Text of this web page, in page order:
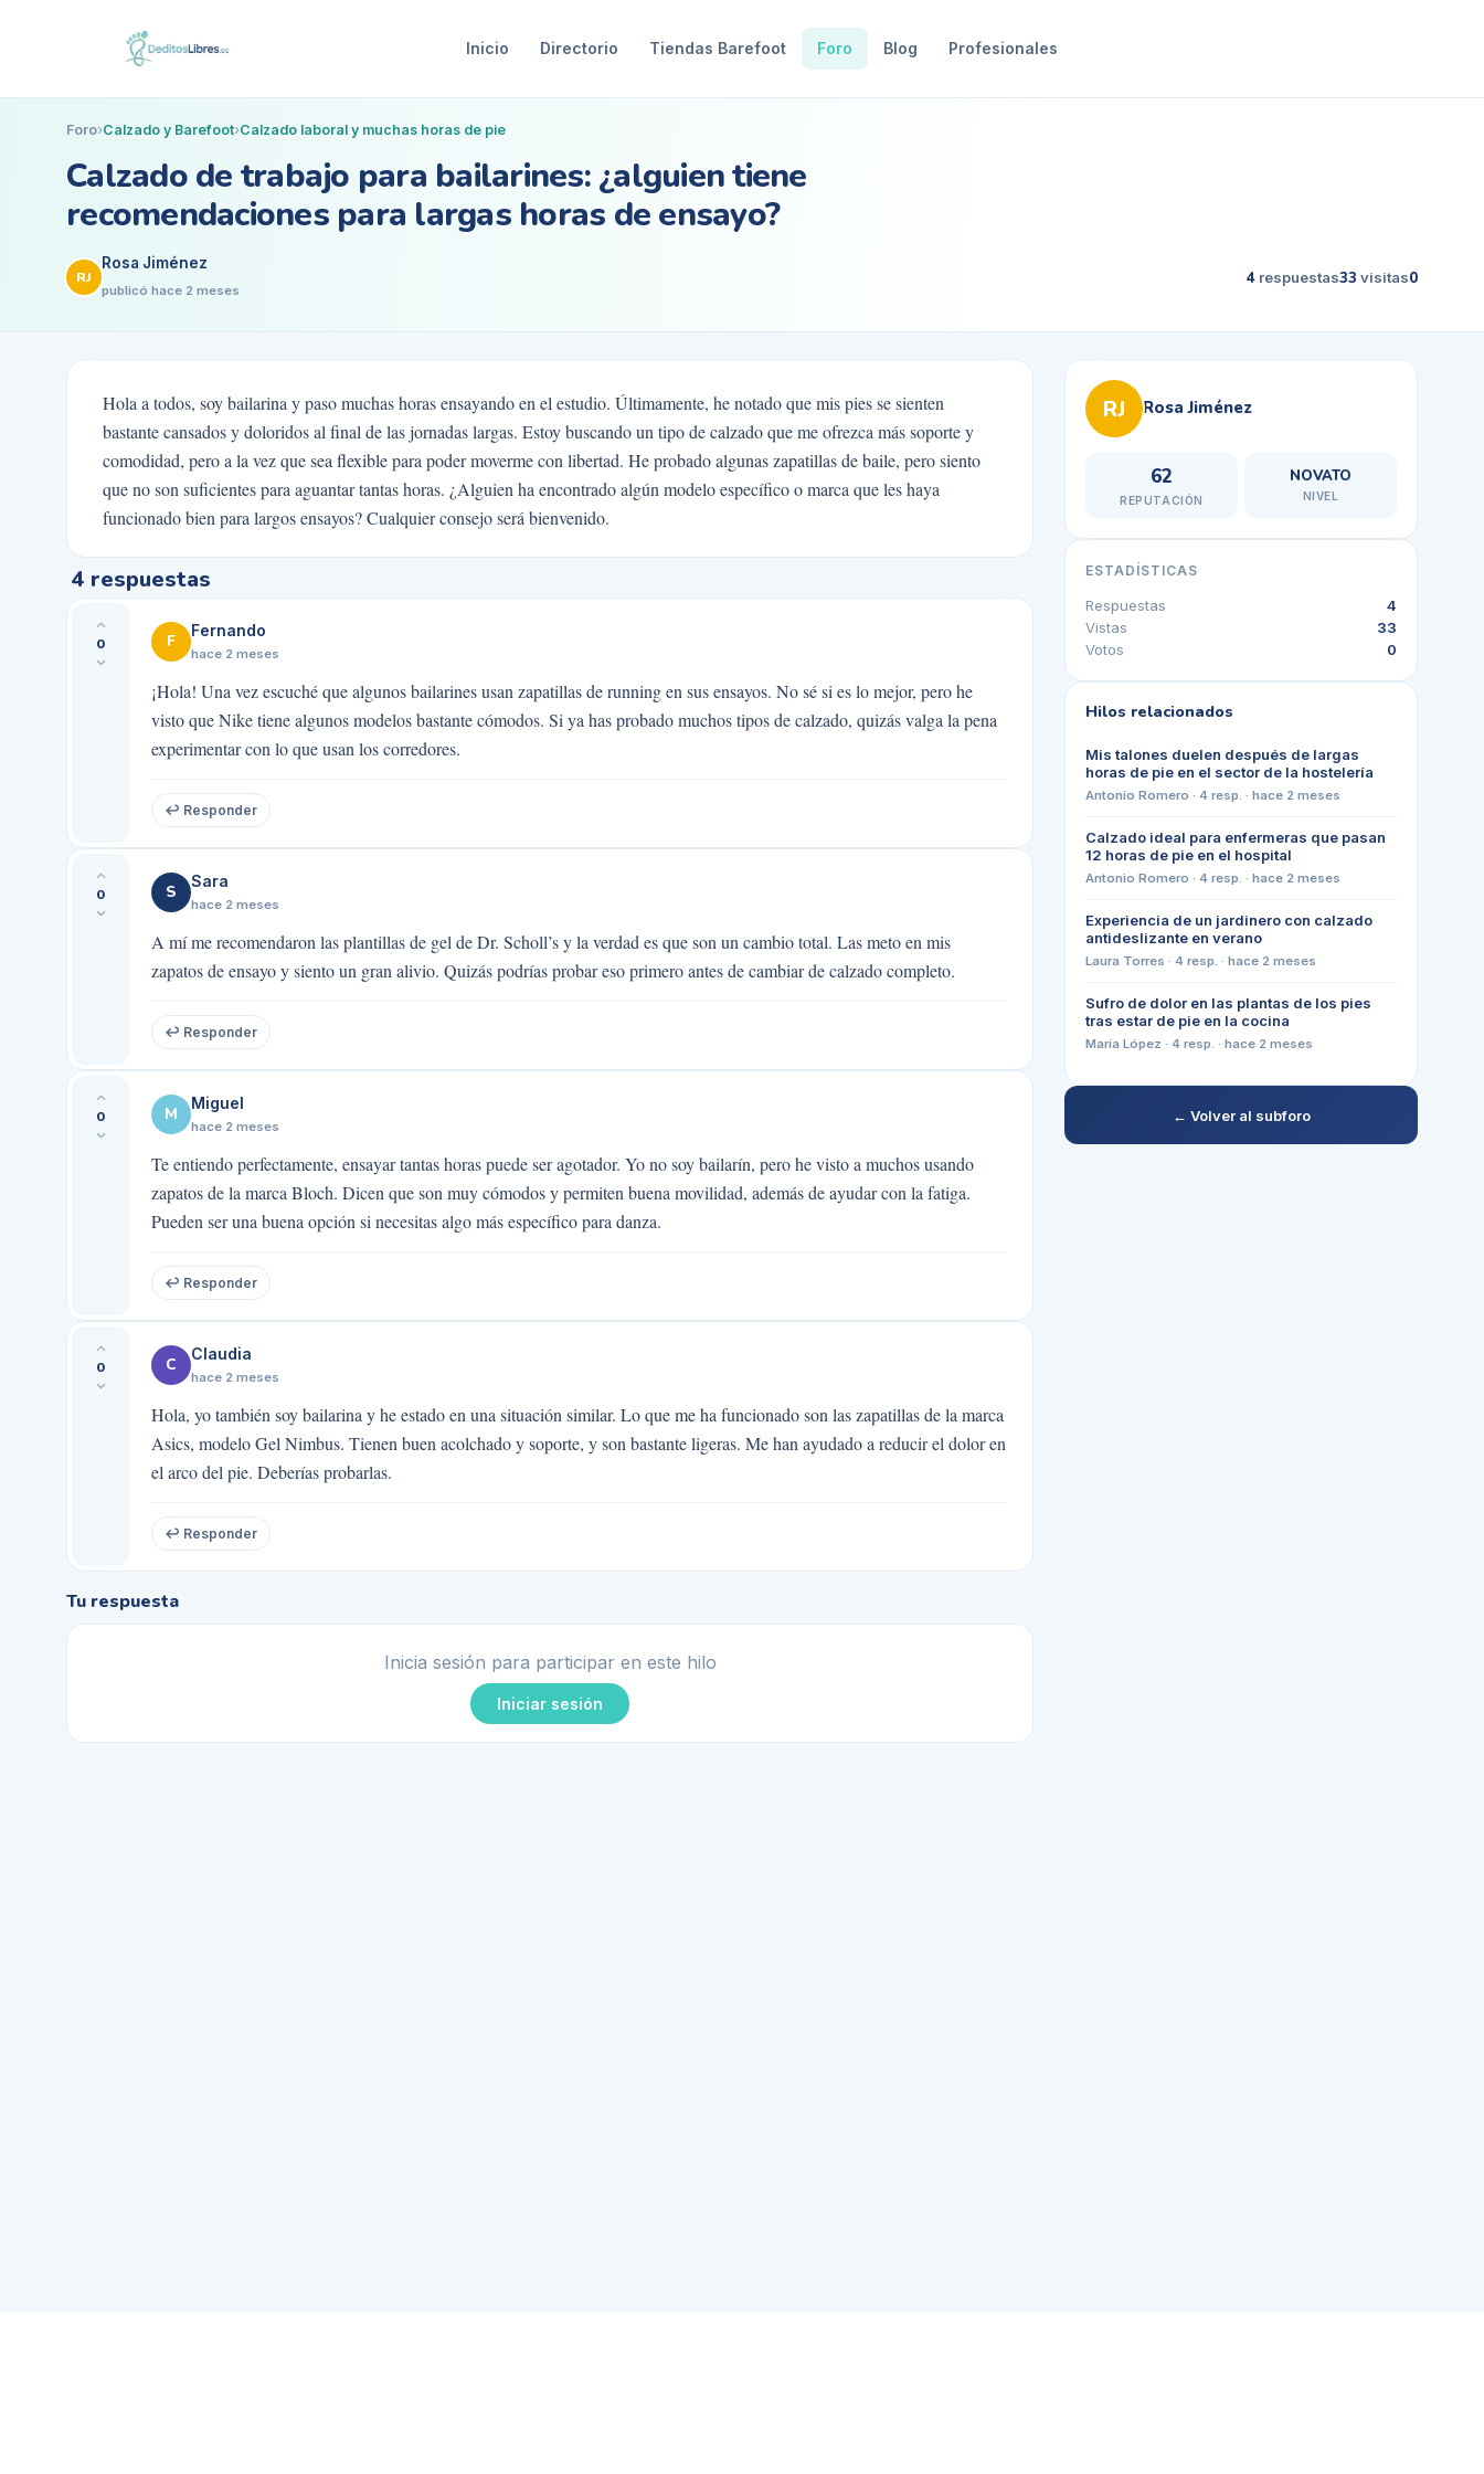
Inicio Directorio Tiendas Barefoot Foro Blog Profesionales
Foro›Calzado y Barefoot›Calzado laboral y muchas horas de pie
Calzado de trabajo para bailarines: ¿alguien tiene
recomendaciones para largas horas de ensayo?
RJ
Rosa Jiménez
publicó hace 2 meses
4 respuestas33 visitas0
Hola a todos, soy bailarina y paso muchas horas ensayando en el estudio. Últimamente, he notado que mis pies se sienten
bastante cansados y doloridos al final de las jornadas largas. Estoy buscando un tipo de calzado que me ofrezca más soporte y
comodidad, pero a la vez que sea flexible para poder moverme con libertad. He probado algunas zapatillas de baile, pero siento
que no son suficientes para aguantar tantas horas. ¿Alguien ha encontrado algún modelo específico o marca que les haya
funcionado bien para largos ensayos? Cualquier consejo será bienvenido.
4 respuestas
0 F
Fernando
hace 2 meses
¡Hola! Una vez escuché que algunos bailarines usan zapatillas de running en sus ensayos. No sé si es lo mejor, pero he
visto que Nike tiene algunos modelos bastante cómodos. Si ya has probado muchos tipos de calzado, quizás valga la pena
experimentar con lo que usan los corredores.
↩ Responder
0 S
Sara
hace 2 meses
A mí me recomendaron las plantillas de gel de Dr. Scholl’s y la verdad es que son un cambio total. Las meto en mis
zapatos de ensayo y siento un gran alivio. Quizás podrías probar eso primero antes de cambiar de calzado completo.
↩ Responder
0 M
Miguel
hace 2 meses
Te entiendo perfectamente, ensayar tantas horas puede ser agotador. Yo no soy bailarín, pero he visto a muchos usando
zapatos de la marca Bloch. Dicen que son muy cómodos y permiten buena movilidad, además de ayudar con la fatiga.
Pueden ser una buena opción si necesitas algo más específico para danza.
↩ Responder
0 C
Claudia
hace 2 meses
Hola, yo también soy bailarina y he estado en una situación similar. Lo que me ha funcionado son las zapatillas de la marca
Asics, modelo Gel Nimbus. Tienen buen acolchado y soporte, y son bastante ligeras. Me han ayudado a reducir el dolor en
el arco del pie. Deberías probarlas.
↩ Responder
Tu respuesta
Inicia sesión para participar en este hilo
Iniciar sesión
RJ Rosa Jiménez
62
REPUTACIÓN
NOVATO
NIVEL
ESTADÍSTICAS
Respuestas
4
Vistas
33
Votos
0
Hilos relacionados
Mis talones duelen después de largas
horas de pie en el sector de la hostelería
Antonio Romero · 4 resp. · hace 2 meses
Calzado ideal para enfermeras que pasan
12 horas de pie en el hospital
Antonio Romero · 4 resp. · hace 2 meses
Experiencia de un jardinero con calzado
antideslizante en verano
Laura Torres · 4 resp. · hace 2 meses
Sufro de dolor en las plantas de los pies
tras estar de pie en la cocina
María López · 4 resp. · hace 2 meses
← Volver al subforo